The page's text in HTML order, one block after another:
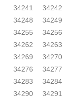
34241
34242
34248
34249
34255
34256
34262
34263
34269
34270
34276
34277
34283
34284
34290
34291